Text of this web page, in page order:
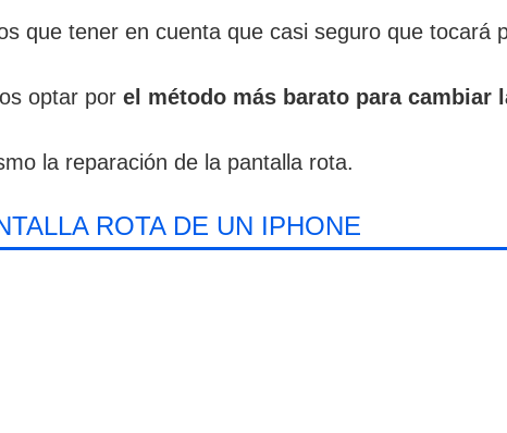
que tener en cuenta que casi seguro que tocará
optar por el método más barato para cambiar
la reparación de la pantalla rota.
ROTA DE UN IPHONE